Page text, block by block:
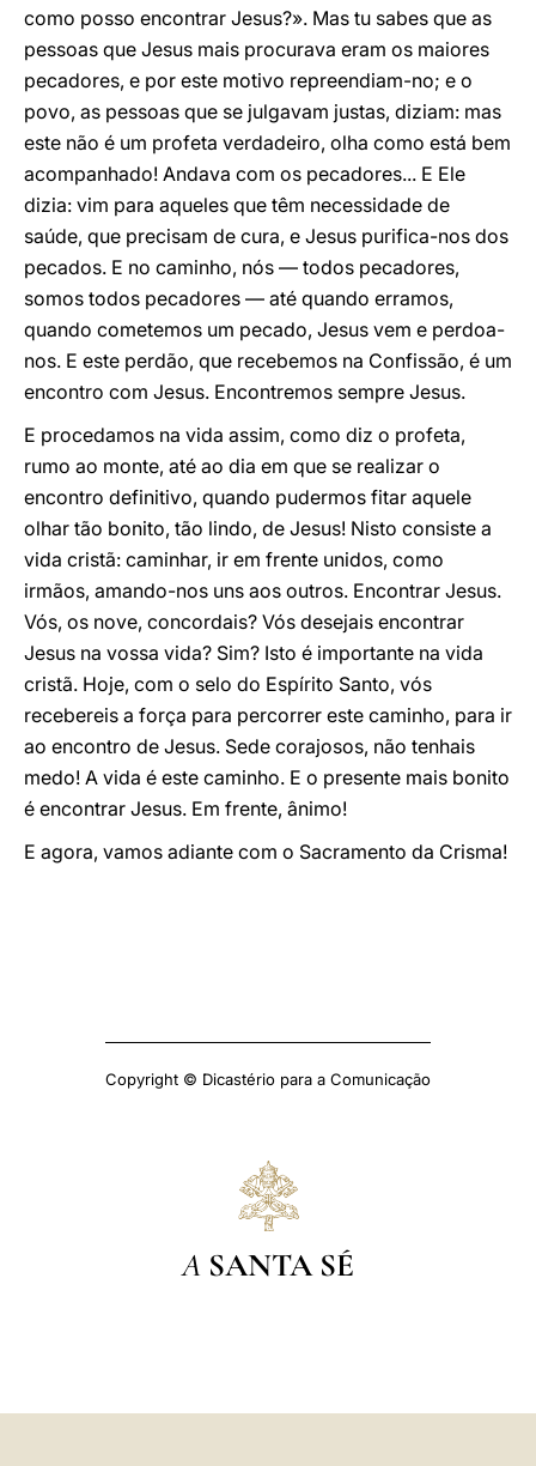
como posso encontrar Jesus?». Mas tu sabes que as
pessoas que Jesus mais procurava eram os maiores
pecadores, e por este motivo repreendiam-no; e o
povo, as pessoas que se julgavam justas, diziam: mas
este não é um profeta verdadeiro, olha como está bem
acompanhado! Andava com os pecadores... E Ele
dizia: vim para aqueles que têm necessidade de
saúde, que precisam de cura, e Jesus purifica-nos dos
pecados. E no caminho, nós — todos pecadores,
somos todos pecadores — até quando erramos,
quando cometemos um pecado, Jesus vem e perdoa-
nos. E este perdão, que recebemos na Confissão, é um
encontro com Jesus. Encontremos sempre Jesus.
E procedamos na vida assim, como diz o profeta,
rumo ao monte, até ao dia em que se realizar o
encontro definitivo, quando pudermos fitar aquele
olhar tão bonito, tão lindo, de Jesus! Nisto consiste a
vida cristã: caminhar, ir em frente unidos, como
irmãos, amando-nos uns aos outros. Encontrar Jesus.
Vós, os nove, concordais? Vós desejais encontrar
Jesus na vossa vida? Sim? Isto é importante na vida
cristã. Hoje, com o selo do Espírito Santo, vós
recebereis a força para percorrer este caminho, para ir
ao encontro de Jesus. Sede corajosos, não tenhais
medo! A vida é este caminho. E o presente mais bonito
é encontrar Jesus. Em frente, ânimo!
E agora, vamos adiante com o Sacramento da Crisma!
Copyright © Dicastério para a Comunicação
A SANTA SÉ